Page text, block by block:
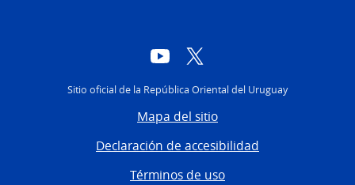
YouTube
Sitio oficial de la República Oriental del Uruguay
Mapa del sitio
Declaración de accesibilidad
Términos de uso